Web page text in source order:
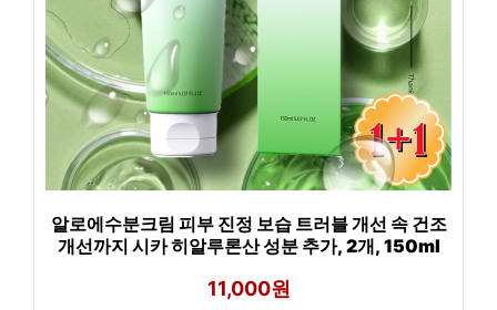
알로에수분크림 피부 진정 보습 트러블 개선 속 건조
개선까지 시카 히알루론산 성분 추가, 2개, 150ml
11,000원